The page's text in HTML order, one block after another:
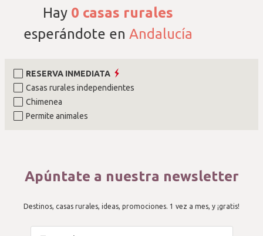
Hay 0 casas rurales
esperándote en Andalucía
RESERVA INMEDIATA
Casas rurales independientes
Chimenea
Permite animales
Apúntate a nuestra newsletter
Destinos, casas rurales, ideas, promociones. 1 vez a mes, y ¡gratis!